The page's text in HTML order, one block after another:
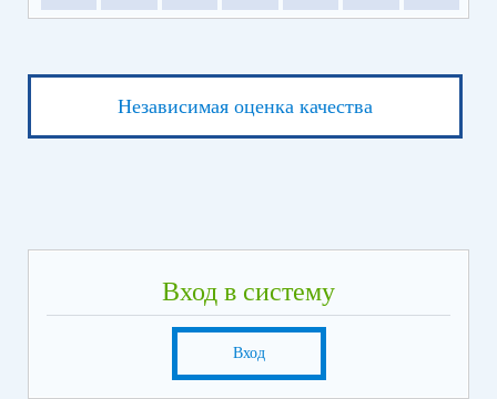
Независимая оценка качества
Вход в систему
Вход